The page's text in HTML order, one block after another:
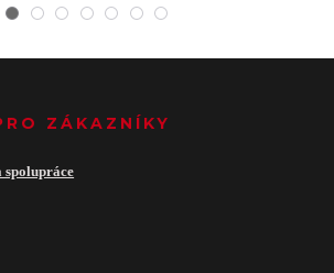
ZÁKAZNÍKY
spolupráce